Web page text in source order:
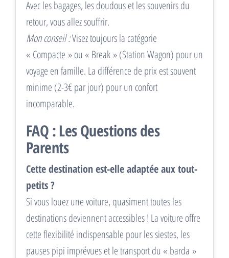
Avec les bagages, les doudous et les souvenirs du
retour, vous allez souffrir.
Mon conseil :Visez toujours la catégorie
« Compacte » ou « Break » (Station Wagon) pour un
voyage en famille. La différence de prix est souvent
minime (2-3€ par jour) pour un confort
incomparable.
FAQ : Les Questions des
Parents
Cette destination est-elle adaptée aux tout-
petits ?
Si vous louez une voiture, quasiment toutes les
destinations deviennent accessibles ! La voiture offre
cette flexibilité indispensable pour les siestes, les
pauses pipi imprévues et le transport du « barda »